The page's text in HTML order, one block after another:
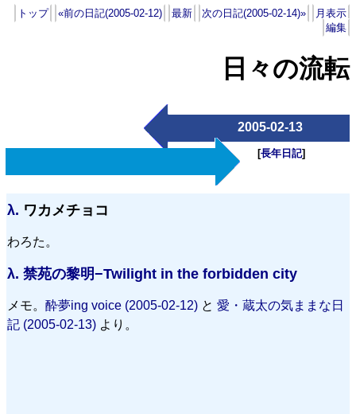
トップ «前の日記(2005-02-12) 最新 次の日記(2005-02-14)»
月表示
編集
日々の流転
2005-02-13
[長年日記]
λ. ワカメチョコ
わろた。
λ. 禁苑の黎明−Twilight in the forbidden city
メモ。 酔夢ing voice (2005-02-12) と 愛・蔵太の気ままな日
記 (2005-02-13) より。